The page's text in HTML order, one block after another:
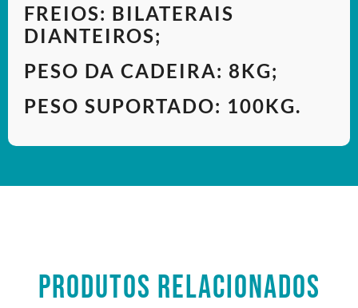
FREIOS: BILATERAIS
DIANTEIROS;
PESO DA CADEIRA: 8KG;
PESO SUPORTADO: 100KG.
PRODUTOS RELACIONADOS